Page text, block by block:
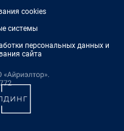
cookies
системы
персональных данных и
сайта